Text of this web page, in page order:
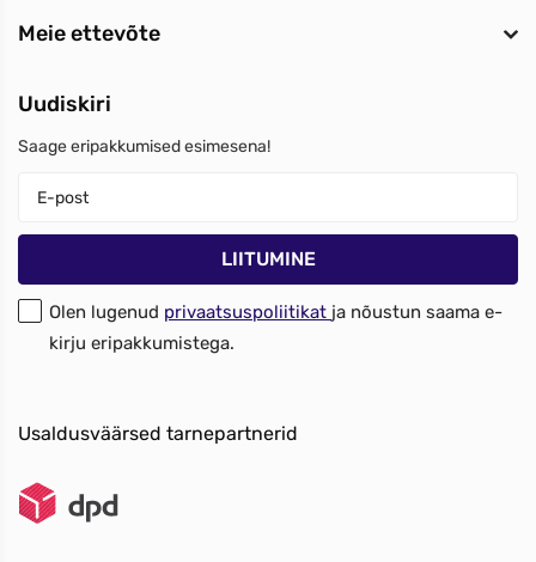
Meie ettevõte
Uudiskiri
Saage eripakkumised esimesena!
Olen lugenud privaatsuspoliitikat ja nõustun saama e-
kirju eripakkumistega.
Usaldusväärsed tarnepartnerid